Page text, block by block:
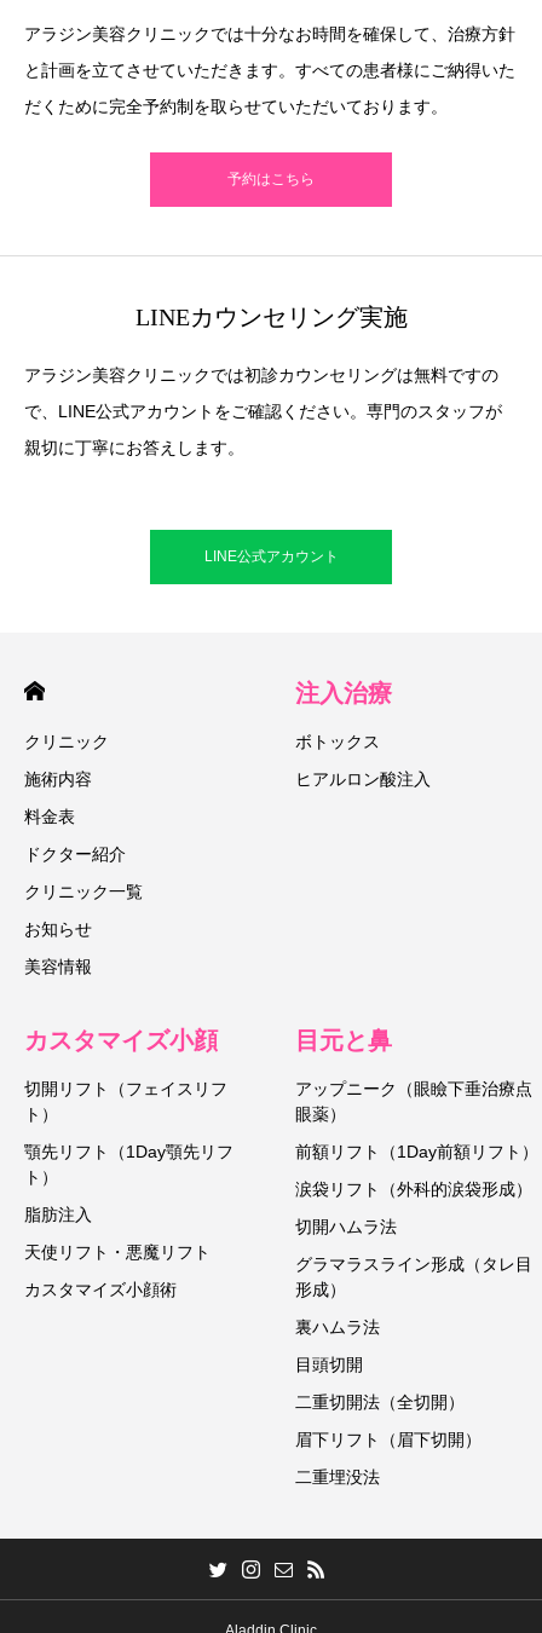
アラジン美容クリニックでは十分なお時間を確保して、治療方針
と計画を立てさせていただきます。すべての患者様にご納得いた
だくために完全予約制を取らせていただいております。
予約はこちら
LINEカウンセリング実施
アラジン美容クリニックでは初診カウンセリングは無料ですの
で、LINE公式アカウントをご確認ください。専門のスタッフが
親切に丁寧にお答えします。
LINE公式アカウント
クリニック
施術内容
料金表
ドクター紹介
クリニック一覧
お知らせ
美容情報
注入治療
ボトックス
ヒアルロン酸注入
カスタマイズ小顔
切開リフト（フェイスリフ
ト）
顎先リフト（1Day顎先リフ
ト）
脂肪注入
天使リフト・悪魔リフト
カスタマイズ小顔術
目元と鼻
アップニーク（眼瞼下垂治療点
眼薬）
前額リフト（1Day前額リフト）
涙袋リフト（外科的涙袋形成）
切開ハムラ法
グラマラスライン形成（タレ目
形成）
裏ハムラ法
目頭切開
二重切開法（全切開）
眉下リフト（眉下切開）
二重埋没法